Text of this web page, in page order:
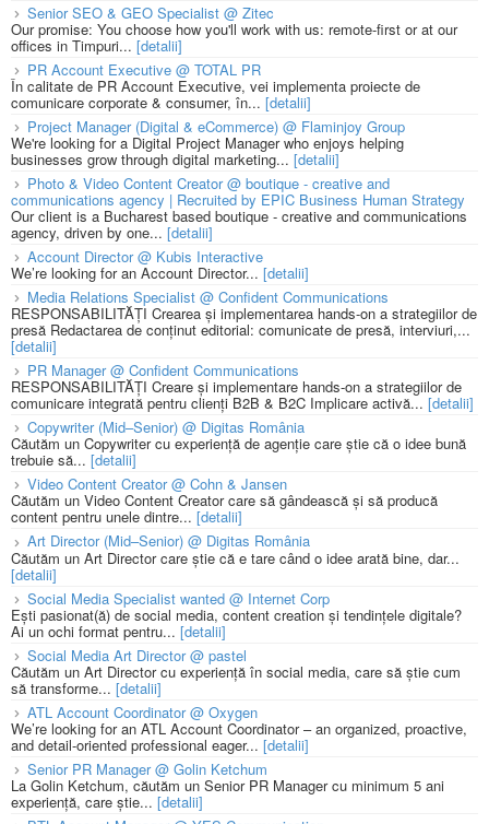
Senior SEO & GEO Specialist @ Zitec
Our promise: You choose how you'll work with us: remote-first or at our
offices in Timpuri... [detalii]
PR Account Executive @ TOTAL PR
În calitate de PR Account Executive, vei implementa proiecte de
comunicare corporate & consumer, în... [detalii]
Project Manager (Digital & eCommerce) @ Flaminjoy Group
We're looking for a Digital Project Manager who enjoys helping
businesses grow through digital marketing... [detalii]
Photo & Video Content Creator @ boutique - creative and
communications agency | Recruited by EPIC Business Human Strategy
Our client is a Bucharest based boutique - creative and communications
agency, driven by one... [detalii]
Account Director @ Kubis Interactive
We’re looking for an Account Director... [detalii]
Media Relations Specialist @ Confident Communications
RESPONSABILITĂȚI Crearea și implementarea hands-on a strategiilor de
presă Redactarea de conținut editorial: comunicate de presă, interviuri,...
[detalii]
PR Manager @ Confident Communications
RESPONSABILITĂȚI Creare și implementare hands-on a strategiilor de
comunicare integrată pentru clienți B2B & B2C Implicare activă... [detalii]
Copywriter (Mid–Senior) @ Digitas România
Căutăm un Copywriter cu experiență de agenție care știe că o idee bună
trebuie să... [detalii]
Video Content Creator @ Cohn & Jansen
Căutăm un Video Content Creator care să gândească și să producă
content pentru unele dintre... [detalii]
Art Director (Mid–Senior) @ Digitas România
Căutăm un Art Director care știe că e tare când o idee arată bine, dar...
[detalii]
Social Media Specialist wanted @ Internet Corp
Ești pasionat(ă) de social media, content creation și tendințele digitale?
Ai un ochi format pentru... [detalii]
Social Media Art Director @ pastel
Căutăm un Art Director cu experiență în social media, care să știe cum
să transforme... [detalii]
ATL Account Coordinator @ Oxygen
We’re looking for an ATL Account Coordinator – an organized, proactive,
and detail-oriented professional eager... [detalii]
Senior PR Manager @ Golin Ketchum
La Golin Ketchum, căutăm un Senior PR Manager cu minimum 5 ani
experiență, care știe... [detalii]